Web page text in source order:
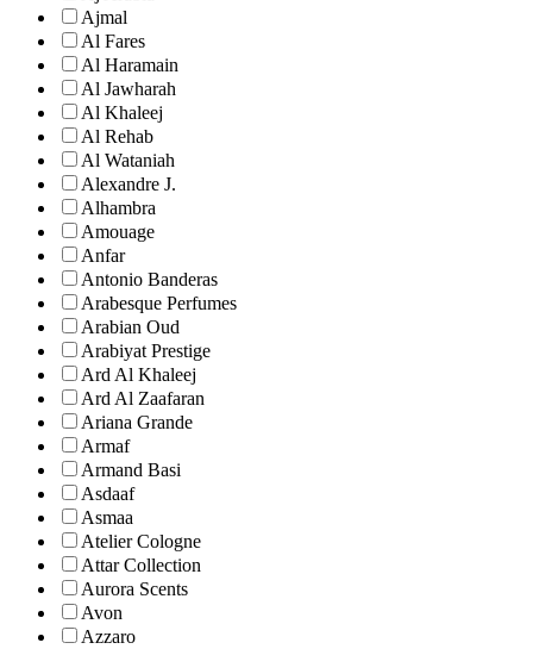
Ajmal
Al Fares
Al Haramain
Al Jawharah
Al Khaleej
Al Rehab
Al Wataniah
Alexandre J.
Alhambra
Amouage
Anfar
Antonio Banderas
Arabesque Perfumes
Arabian Oud
Arabiyat Prestige
Ard Al Khaleej
Ard Al Zaafaran
Ariana Grande
Armaf
Armand Basi
Asdaaf
Asmaa
Atelier Cologne
Attar Collection
Aurora Scents
Avon
Azzaro